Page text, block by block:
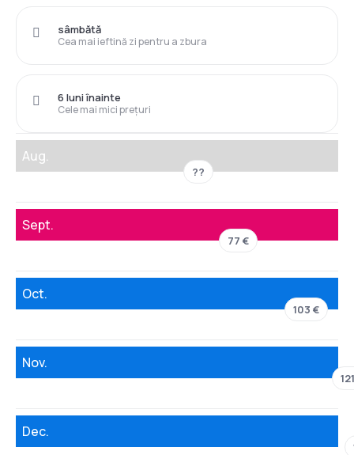
Cea mai ieftină zi pentru a zbura
sâmbătă
Cele mai mici prețuri
6 luni înainte
Aug.
??
Sept.
77 €
Oct.
103 €
Nov.
Dec.